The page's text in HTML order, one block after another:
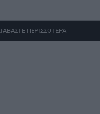
ΠΕΡΙΣΣΟΤΕΡΑ